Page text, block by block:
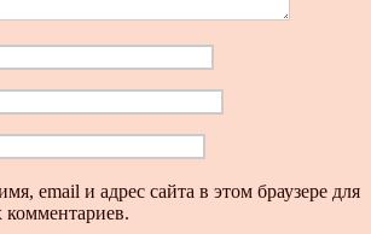
email и адрес сайта в этом браузере для